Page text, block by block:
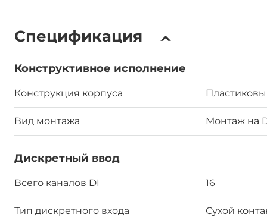
Спецификация
Конструктивное исполнение
Конструкция корпуса
Вид монтажа Монтаж на
Дискретный ввод
Всего каналов DI 16
Тип дискретного входа Сухой